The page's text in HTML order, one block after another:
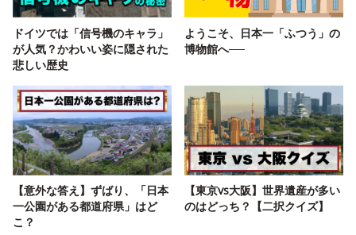
ドイツでは「信号機のキャラ」
が人気？かわいい姿に隠された
悲しい歴史
ようこそ、日本一「ふつう」の
博物館へ──
【意外な答え】ずばり、「日本
一公園がある都道府県」はど
こ？
【東京vs大阪】世界遺産が多い
のはどっち？【二択クイズ】